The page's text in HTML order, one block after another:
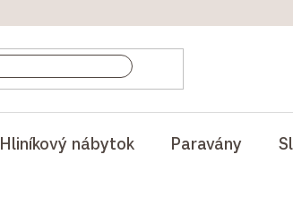
Hliníkový nábytok Paravány